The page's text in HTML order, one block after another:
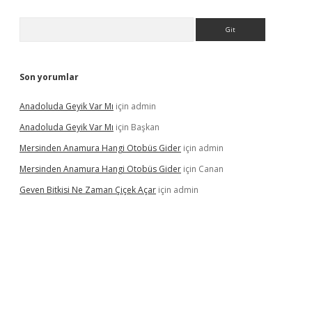
Son yorumlar
Anadoluda Geyik Var Mı için admin
Anadoluda Geyik Var Mı için Başkan
Mersinden Anamura Hangi Otobüs Gider için admin
Mersinden Anamura Hangi Otobüs Gider için Canan
Geven Bitkisi Ne Zaman Çiçek Açar için admin